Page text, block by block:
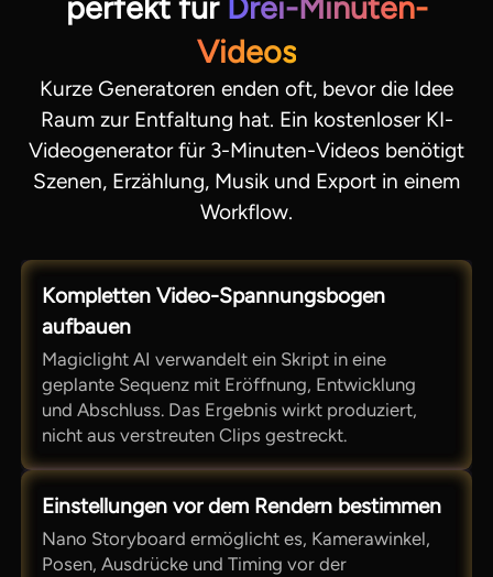
perfekt für Drei-Minuten-
Videos
Kurze Generatoren enden oft, bevor die Idee
Raum zur Entfaltung hat. Ein kostenloser KI-
Videogenerator für 3-Minuten-Videos benötigt
Szenen, Erzählung, Musik und Export in einem
Workflow.
Kompletten Video-Spannungsbogen
aufbauen
Magiclight AI verwandelt ein Skript in eine
geplante Sequenz mit Eröffnung, Entwicklung
und Abschluss. Das Ergebnis wirkt produziert,
nicht aus verstreuten Clips gestreckt.
Einstellungen vor dem Rendern bestimmen
Nano Storyboard ermöglicht es, Kamerawinkel,
Posen, Ausdrücke und Timing vor der